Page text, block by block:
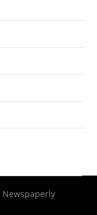
Newspaperly